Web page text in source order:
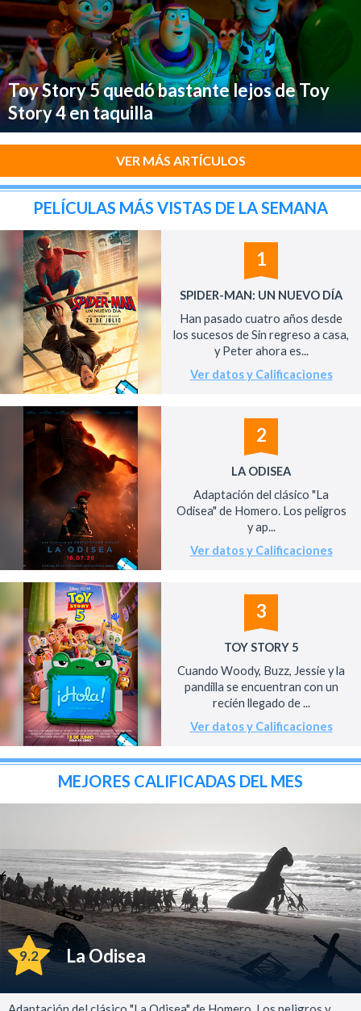
Toy Story 5 quedó bastante lejos de Toy
Story 4 en taquilla
VER MÁS ARTÍCULOS
PELÍCULAS MÁS VISTAS DE LA SEMANA
1
SPIDER-MAN: UN NUEVO DÍA
Han pasado cuatro años desde
los sucesos de Sin regreso a casa,
y Peter ahora es...
Ver datos y Calificaciones
2
LA ODISEA
Adaptación del clásico "La
Odisea" de Homero. Los peligros
y ap...
Ver datos y Calificaciones
3
TOY STORY 5
Cuando Woody, Buzz, Jessie y la
pandilla se encuentran con un
recién llegado de ...
Ver datos y Calificaciones
MEJORES CALIFICADAS DEL MES
9.2 La Odisea